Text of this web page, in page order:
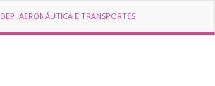
DEP. AERONÁUTICA E TRANSPORTES